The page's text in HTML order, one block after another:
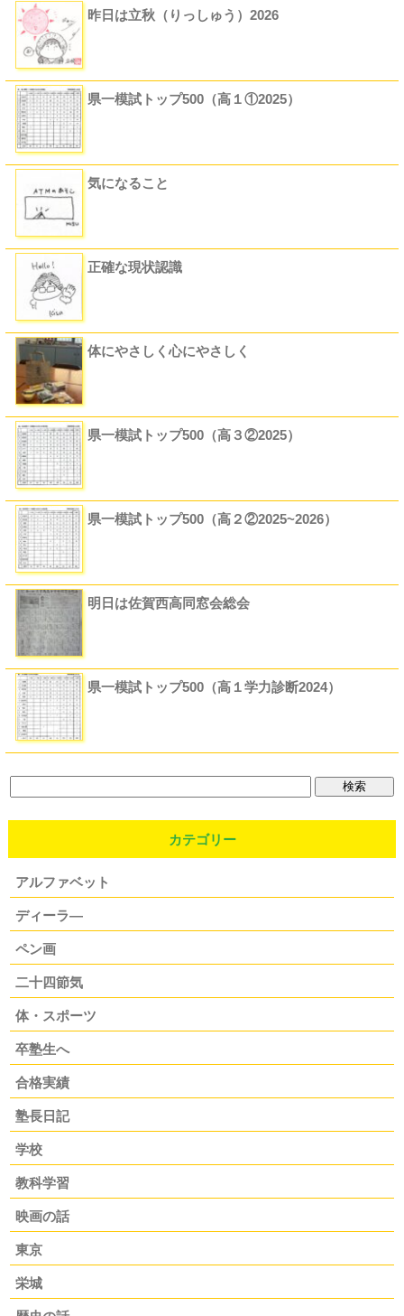
昨日は立秋（りっしゅう）2026
県一模試トップ500（高１①2025）
気になること
正確な現状認識
体にやさしく心にやさしく
県一模試トップ500（高３②2025）
県一模試トップ500（高２②2025~2026）
明日は佐賀西高同窓会総会
県一模試トップ500（高１学力診断2024）
カテゴリー
アルファベット
ディーラ―
ペン画
二十四節気
体・スポーツ
卒塾生へ
合格実績
塾長日記
学校
教科学習
映画の話
東京
栄城